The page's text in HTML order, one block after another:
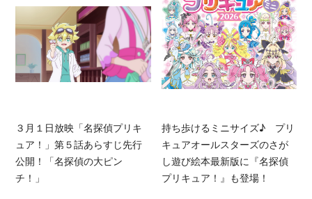
３月１日放映「名探偵プリキ
ュア！」第５話あらすじ先行
公開！「名探偵の大ピン
チ！」
持ち歩けるミニサイズ♪ プリ
キュアオールスターズのさが
し遊び絵本最新版に『名探偵
プリキュア！』も登場！